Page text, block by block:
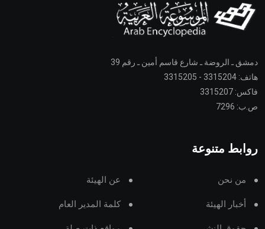
دمشق ـ الروضة ـ شارع قاسم أمين ـ رقم 39
هاتف: 3315204 - 3315205
فاكس: 3315207
ص.ب: 7296
روابط متنوعة
من نحن عن الهيئة
أخبار الهيئة كلمة المدير العام